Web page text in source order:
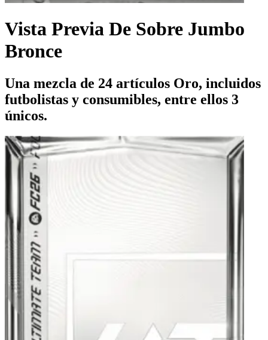
Vista Previa De Sobre Jumbo
Bronce
Una mezcla de 24 artículos Oro, incluidos
futbolistas y consumibles, entre ellos 3
únicos.